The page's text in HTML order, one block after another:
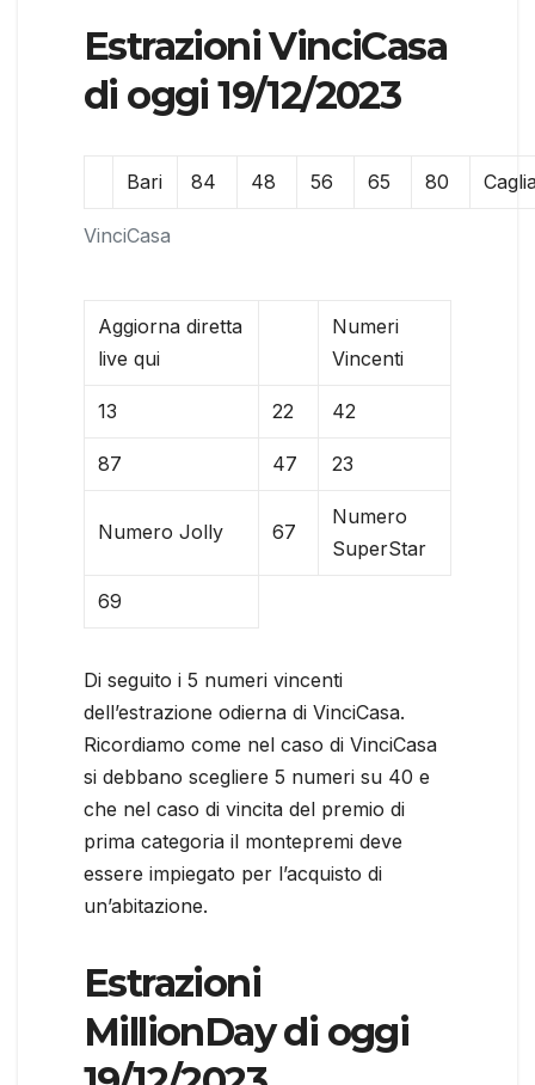
Estrazioni VinciCasa
di oggi 19/12/2023
VinciCasa
Bari 84 48 56 65 80
Aggiorna diretta
live qui
Numeri
Vincenti
13 22 42
87 47 23
Numero Jolly 67
Numero
SuperStar
69
Di seguito i 5 numeri vincenti
dell’estrazione odierna di VinciCasa.
Ricordiamo come nel caso di VinciCasa
si debbano scegliere 5 numeri su 40 e
che nel caso di vincita del premio di
prima categoria il montepremi deve
essere impiegato per l’acquisto di
un’abitazione.
Estrazioni
MillionDay di oggi